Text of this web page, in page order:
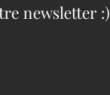
newsletter :)